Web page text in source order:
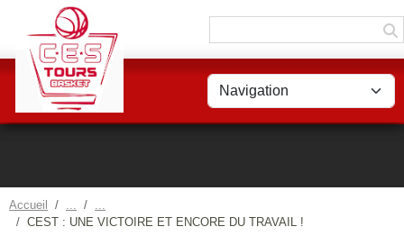
Accueil
CEST : UNE VICTOIRE ET ENCORE DU TRAVAIL !
Panneau de gestion des cookies